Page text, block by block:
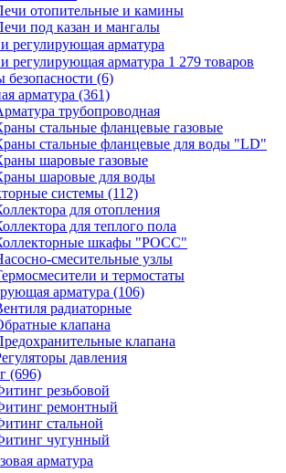
отопительные и камины
под казан и мангалы
регулирующая арматура
регулирующая арматура 1 279 товаров
безопасности (6)
арматура (361)
трубопроводная
стальные фланцевые газовые
стальные фланцевые для воды "LD"
шаровые газовые
шаровые для воды
системы (112)
для отопления
для теплого пола
шкафы "РОСС"
смесительные узлы
и термостаты
арматура (106)
радиаторные
клапана
клапана
давления
(696)
резьбовой
ремонтный
стальной
чугунный
арматура